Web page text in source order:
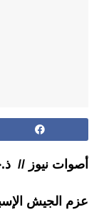
أصوات نيوز //
عزم الجيش